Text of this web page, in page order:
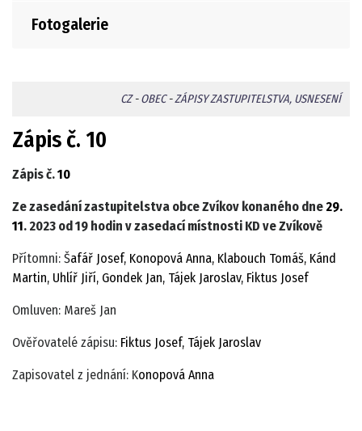
Fotogalerie
CZ-OBEC-ZÁPISY ZASTUPITELSTVA, USNESENÍ
Zápis č. 10
Zápis č.10
Ze zasedání zastupitelstva obce Zvíkov konaného dne29.
11. 2023 od 19 hodin v zasedací místnosti KD ve Zvíkově
Přítomni: Šafář Josef, Konopová Anna, Klabouch Tomáš, Kánd
Martin, Uhlíř Jiří, Gondek Jan, Tájek Jaroslav, Fiktus Josef
Omluven: Mareš Jan
Ověřovatelé zápisu: Fiktus Josef, Tájek Jaroslav
Zapisovatel z jednání: Konopová Anna